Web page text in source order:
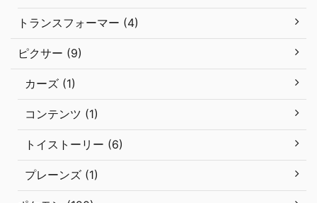
トランスフォーマー (4)
ピクサー (9)
カーズ (1)
コンテンツ (1)
トイストーリー (6)
プレーンズ (1)